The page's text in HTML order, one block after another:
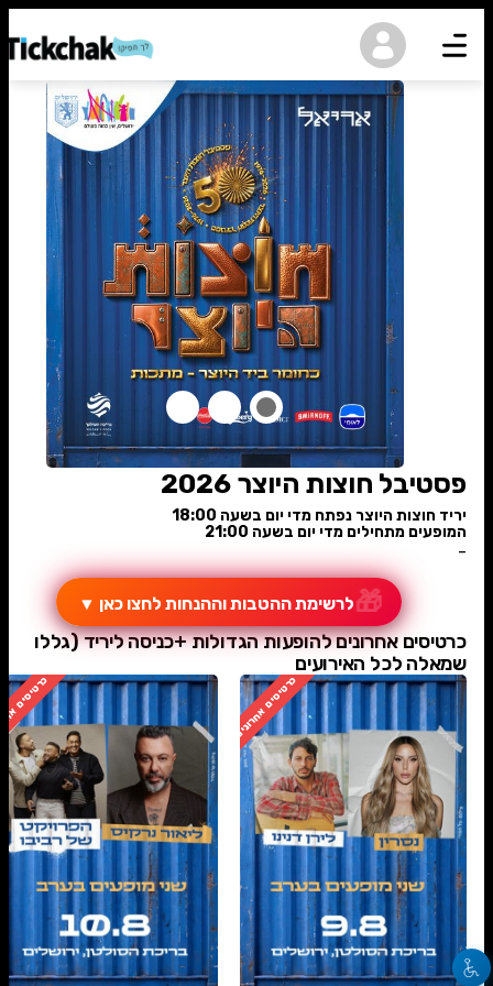
נגישות
פסטיבל חוצות היוצר 2026
יריד חוצות היוצר נפתח מדי יום בשעה 18:00
המופעים מתחילים מדי יום בשעה 21:00
-
🎁לרשימת ההטבות וההנחות לחצו כאן ▼
כרטיסים אחרונים להופעות הגדולות +כניסה ליריד (גללו
שמאלה לכל האירועים
כרטיסים אחרונים כרטיסים